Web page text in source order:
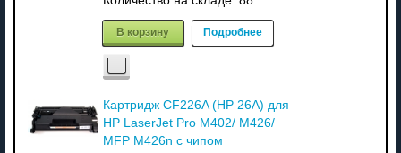
В корзину Подробнее
Картридж CF226A (HP 26A) для
HP LaserJet Pro M402/ M426/
MFP M426n с чипом